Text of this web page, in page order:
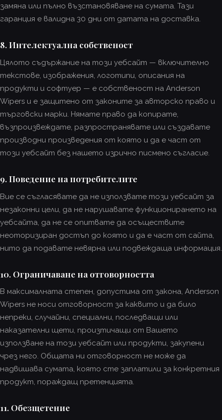
замяна или пълно възстановяване на сумата. Тази
гаранция е валидна 30 дни от датата на доставка.
8. Интелектуална собственост
Цялото съдържание на този уебсайт — включително
текстове, изображения, логотипи, описания на
продукти и софтуер — е собственост на Anderson
Wipers и е защитено от законите за авторско право и
търговски марки. Нямате право да копирате,
възпроизвеждате, разпространявате или създавате
производни произведения от която и да е част от
този уебсайт без нашето изрично писмено съгласие.
9. Поведение на потребителите
Вие се съгласявате да не използвате този уебсайт за
незаконни цели, да не нарушавате функционирането на
уебсайта, да не се опитвате да осъществите
неоторизиран достъп до която и да е част от сайта,
нито да подавате невярна или подвеждаща информация.
10. Ограничаване на отговорността
В максималната степен, допустима от закона, Anderson
Wipers не носи отговорност за каквито и да било
непреки, случайни, специални, последващи или
наказателни щети, произтичащи от Вашето
използване на този уебсайт или продукти, закупени
чрез него. Общата ни отговорност не може да
надвишава сумата, която сте заплатили за конкретния
продукт, пораждащ претенцията.
11. Обезщетение